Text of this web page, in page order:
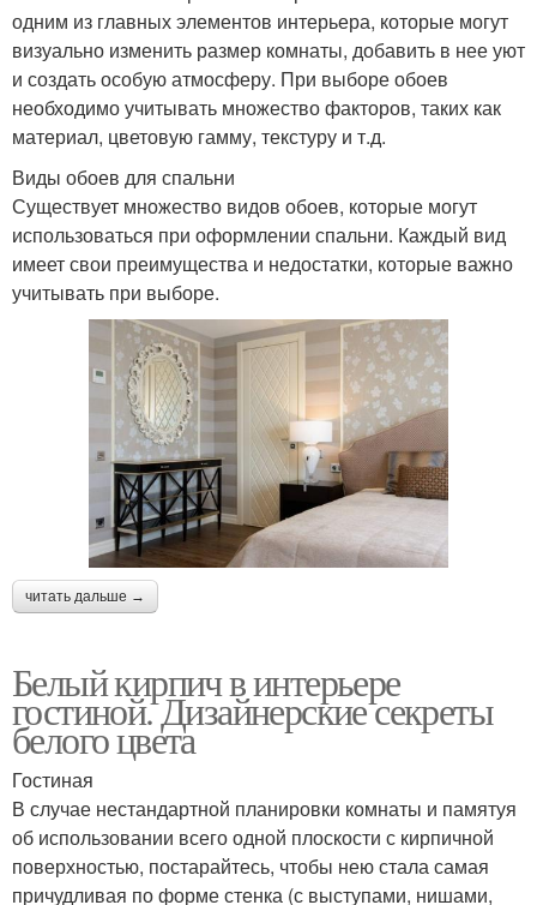
одним из главных элементов интерьера, которые могут
визуально изменить размер комнаты, добавить в нее уют
и создать особую атмосферу. При выборе обоев
необходимо учитывать множество факторов, таких как
материал, цветовую гамму, текстуру и т.д.
Виды обоев для спальни
Существует множество видов обоев, которые могут
использоваться при оформлении спальни. Каждый вид
имеет свои преимущества и недостатки, которые важно
учитывать при выборе.
читать дальше →
Белый кирпич в интерьере
гостиной. Дизайнерские секреты
белого цвета
Гостиная
В случае нестандартной планировки комнаты и памятуя
об использовании всего одной плоскости с кирпичной
поверхностью, постарайтесь, чтобы нею стала самая
причудливая по форме стенка (с выступами, нишами,